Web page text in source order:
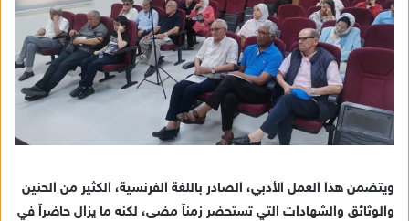
ا
ويتضمن هذا العمل الأدبي، الصادر باللغة الفرنسية، الكثير من الحنين
والوثائق والشهادات التي تستحضر زمناً مضى، لكنه ما يزال حاضراً في